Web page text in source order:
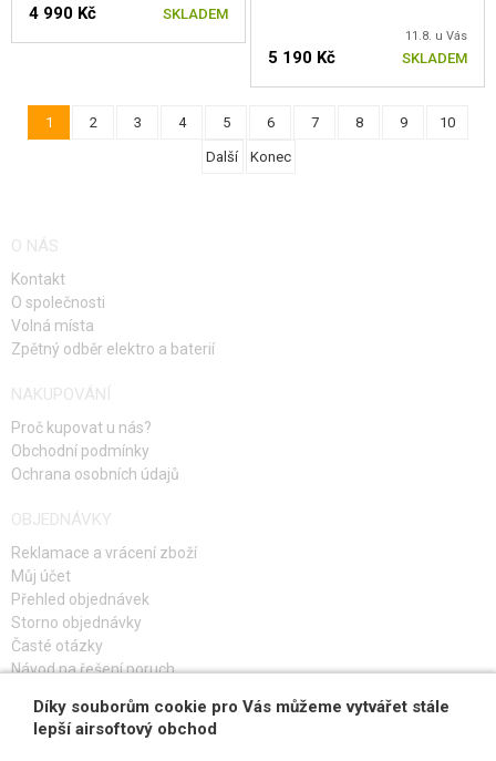
4 990 Kč SKLADEM
11.8. u Vás
5 190 Kč SKLADEM
1 2 3 4 5 6 7 8 9 10
Další Konec
O NÁS
Kontakt
O společnosti
Volná místa
Zpětný odběr elektro a baterií
NAKUPOVÁNÍ
Proč kupovat u nás?
Obchodní podmínky
Ochrana osobních údajů
OBJEDNÁVKY
Reklamace a vrácení zboží
Můj účet
Přehled objednávek
Storno objednávky
Časté otázky
Návod na řešení poruch
PŘIHLAŠ SE K ODBĚRU
Díky souborům cookie pro Vás můžeme vytvářet stále
lepší airsoftový obchod